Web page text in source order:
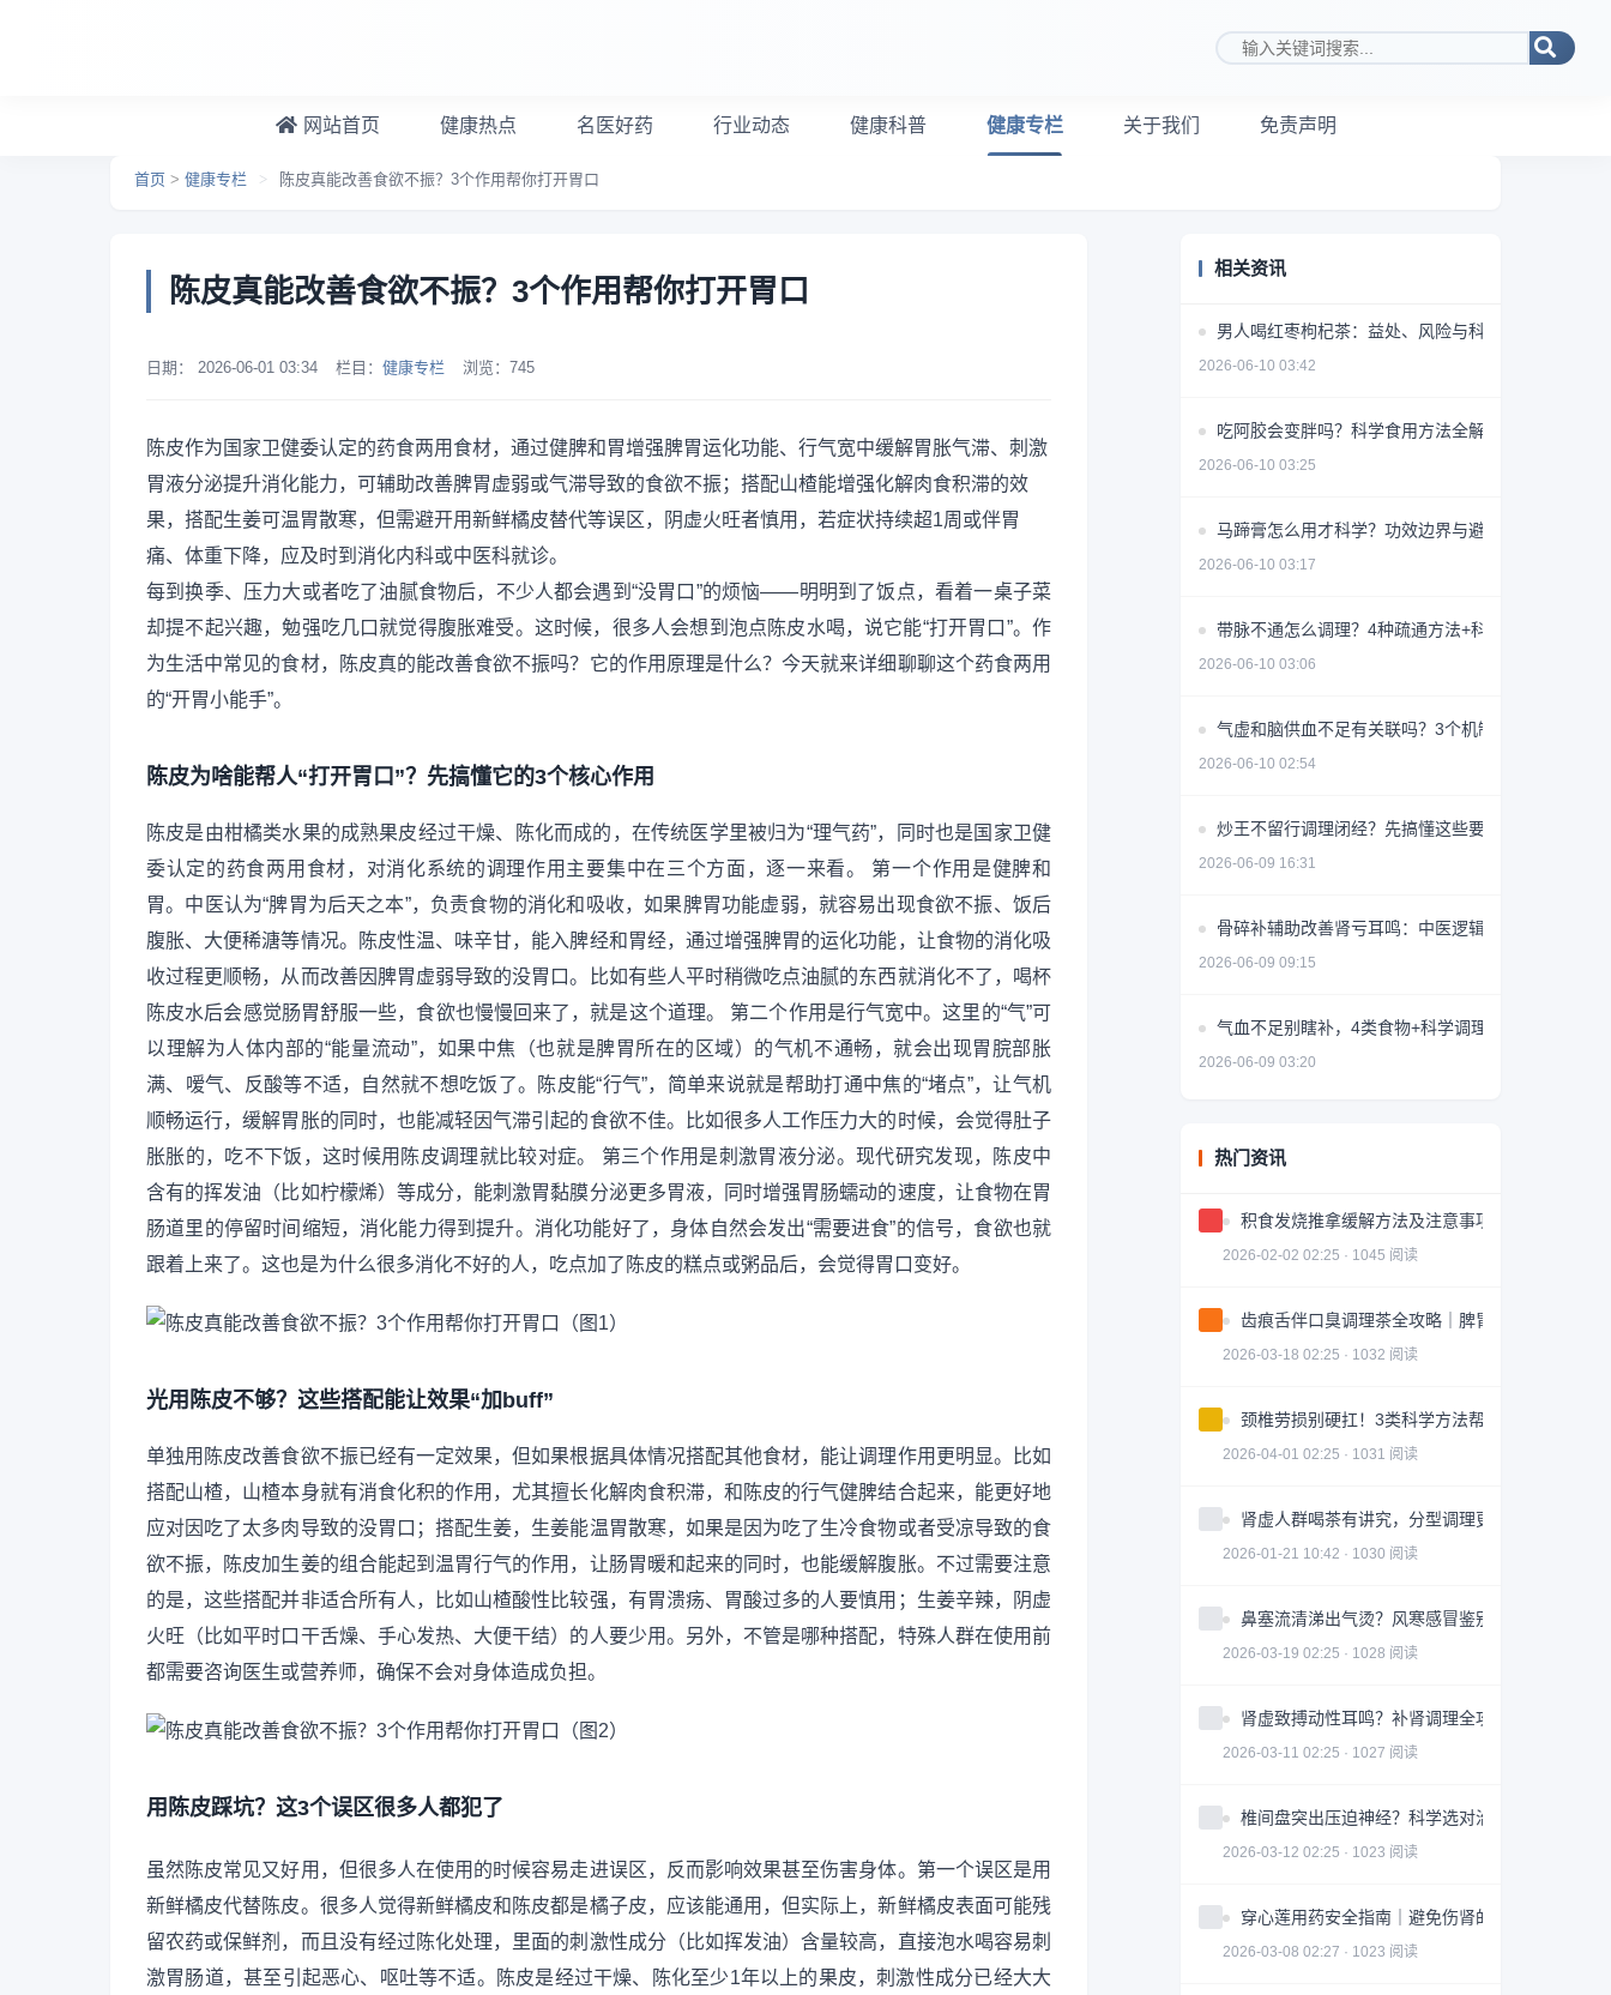
搜索关键词
网站首页 健康热点 名医好药 行业动态 健康科普 健康专栏 关于我们 免责声明
首页 > 健康专栏 > 陈皮真能改善食欲不振？3个作用帮你打开胃口
陈皮真能改善食欲不振？3个作用帮你打开胃口
日期： 2026-06-01 03:34 栏目： 健康专栏 浏览： 745
陈皮作为国家卫健委认定的药食两用食材，通过健脾和胃增强脾胃运化功能、行气宽中缓解胃胀气滞、刺激
胃液分泌提升消化能力，可辅助改善脾胃虚弱或气滞导致的食欲不振；搭配山楂能增强化解肉食积滞的效
果，搭配生姜可温胃散寒，但需避开用新鲜橘皮替代等误区，阴虚火旺者慎用，若症状持续超1周或伴胃
痛、体重下降，应及时到消化内科或中医科就诊。
每到换季、压力大或者吃了油腻食物后，不少人都会遇到“没胃口”的烦恼——明明到了饭点，看着一桌子菜
却提不起兴趣，勉强吃几口就觉得腹胀难受。这时候，很多人会想到泡点陈皮水喝，说它能“打开胃口”。作
为生活中常见的食材，陈皮真的能改善食欲不振吗？它的作用原理是什么？今天就来详细聊聊这个药食两用
的“开胃小能手”。
陈皮为啥能帮人“打开胃口”？先搞懂它的3个核心作用
陈皮是由柑橘类水果的成熟果皮经过干燥、陈化而成的，在传统医学里被归为“理气药”，同时也是国家卫健
委认定的药食两用食材，对消化系统的调理作用主要集中在三个方面，逐一来看。 第一个作用是健脾和
胃。中医认为“脾胃为后天之本”，负责食物的消化和吸收，如果脾胃功能虚弱，就容易出现食欲不振、饭后
腹胀、大便稀溏等情况。陈皮性温、味辛甘，能入脾经和胃经，通过增强脾胃的运化功能，让食物的消化吸
收过程更顺畅，从而改善因脾胃虚弱导致的没胃口。比如有些人平时稍微吃点油腻的东西就消化不了，喝杯
陈皮水后会感觉肠胃舒服一些，食欲也慢慢回来了，就是这个道理。 第二个作用是行气宽中。这里的“气”可
以理解为人体内部的“能量流动”，如果中焦（也就是脾胃所在的区域）的气机不通畅，就会出现胃脘部胀
满、嗳气、反酸等不适，自然就不想吃饭了。陈皮能“行气”，简单来说就是帮助打通中焦的“堵点”，让气机
顺畅运行，缓解胃胀的同时，也能减轻因气滞引起的食欲不佳。比如很多人工作压力大的时候，会觉得肚子
胀胀的，吃不下饭，这时候用陈皮调理就比较对症。 第三个作用是刺激胃液分泌。现代研究发现，陈皮中
含有的挥发油（比如柠檬烯）等成分，能刺激胃黏膜分泌更多胃液，同时增强胃肠蠕动的速度，让食物在胃
肠道里的停留时间缩短，消化能力得到提升。消化功能好了，身体自然会发出“需要进食”的信号，食欲也就
跟着上来了。这也是为什么很多消化不好的人，吃点加了陈皮的糕点或粥品后，会觉得胃口变好。
光用陈皮不够？这些搭配能让效果“加buff”
单独用陈皮改善食欲不振已经有一定效果，但如果根据具体情况搭配其他食材，能让调理作用更明显。比如
搭配山楂，山楂本身就有消食化积的作用，尤其擅长化解肉食积滞，和陈皮的行气健脾结合起来，能更好地
应对因吃了太多肉导致的没胃口；搭配生姜，生姜能温胃散寒，如果是因为吃了生冷食物或者受凉导致的食
欲不振，陈皮加生姜的组合能起到温胃行气的作用，让肠胃暖和起来的同时，也能缓解腹胀。不过需要注意
的是，这些搭配并非适合所有人，比如山楂酸性比较强，有胃溃疡、胃酸过多的人要慎用；生姜辛辣，阴虚
火旺（比如平时口干舌燥、手心发热、大便干结）的人要少用。另外，不管是哪种搭配，特殊人群在使用前
都需要咨询医生或营养师，确保不会对身体造成负担。
用陈皮踩坑？这3个误区很多人都犯了
虽然陈皮常见又好用，但很多人在使用的时候容易走进误区，反而影响效果甚至伤害身体。第一个误区是用
新鲜橘皮代替陈皮。很多人觉得新鲜橘皮和陈皮都是橘子皮，应该能通用，但实际上，新鲜橘皮表面可能残
留农药或保鲜剂，而且没有经过陈化处理，里面的刺激性成分（比如挥发油）含量较高，直接泡水喝容易刺
激胃肠道，甚至引起恶心、呕吐等不适。陈皮是经过干燥、陈化至少1年以上的果皮，刺激性成分已经大大
相关资讯
男人喝红枣枸杞茶：益处、风险与科学饮用指南
2026-06-10 03:42
吃阿胶会变胖吗？科学食用方法全解析
2026-06-10 03:25
马蹄膏怎么用才科学？功效边界与避坑指南
2026-06-10 03:17
带脉不通怎么调理？4种疏通方法+科学避坑指南
2026-06-10 03:06
气虚和脑供血不足有关联吗？3个机制揭秘
2026-06-10 02:54
炒王不留行调理闭经？先搞懂这些要点避免无效用药
2026-06-09 16:31
骨碎补辅助改善肾亏耳鸣：中医逻辑与使用指南
2026-06-09 09:15
气血不足别瞎补，4类食物+科学调理指南
2026-06-09 03:20
热门资讯
积食发烧推拿缓解方法及注意事项
2026-02-02 02:25 · 1045 阅读
齿痕舌伴口臭调理茶全攻略｜脾胃健康轻松掌握
2026-03-18 02:25 · 1032 阅读
颈椎劳损别硬扛！3类科学方法帮你轻松缓解｜实
2026-04-01 02:25 · 1031 阅读
肾虚人群喝茶有讲究，分型调理更有效
2026-01-21 10:42 · 1030 阅读
鼻塞流清涕出气烫？风寒感冒鉴别指南全攻略
2026-03-19 02:25 · 1028 阅读
肾虚致搏动性耳鸣？补肾调理全攻略｜实用指南
2026-03-11 02:25 · 1027 阅读
椎间盘突出压迫神经？科学选对治疗方案全攻略
2026-03-12 02:25 · 1023 阅读
穿心莲用药安全指南｜避免伤肾的3大关键因素
2026-03-08 02:27 · 1023 阅读